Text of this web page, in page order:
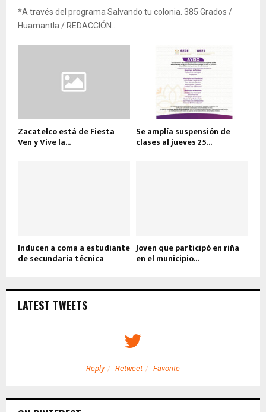
*A través del programa Salvando tu colonia. 385 Grados /
Huamantla / REDACCIÓN...
Zacatelco está de Fiesta
Ven y Vive la...
Se amplía suspensión de
clases al jueves 25...
Inducen a coma a estudiante
de secundaria técnica
Joven que participó en riña
en el municipio...
LATEST TWEETS
Reply Retweet Favorite